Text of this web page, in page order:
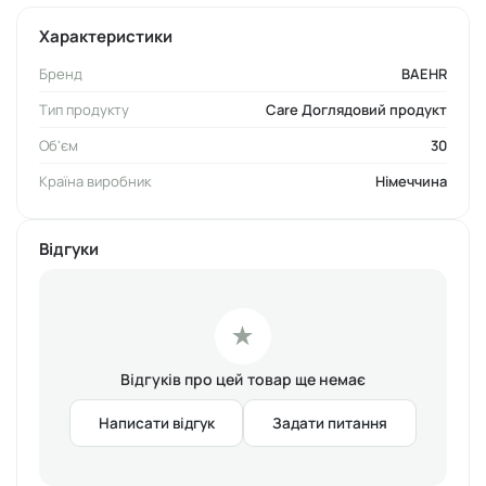
Об'єм:30 мл
Характеристики
Бренд
BAEHR
Тип продукту
Care Доглядовий продукт
Об'єм
30
Країна виробник
Німеччина
Відгуки
★
Відгуків про цей товар ще немає
Написати відгук Задати питання